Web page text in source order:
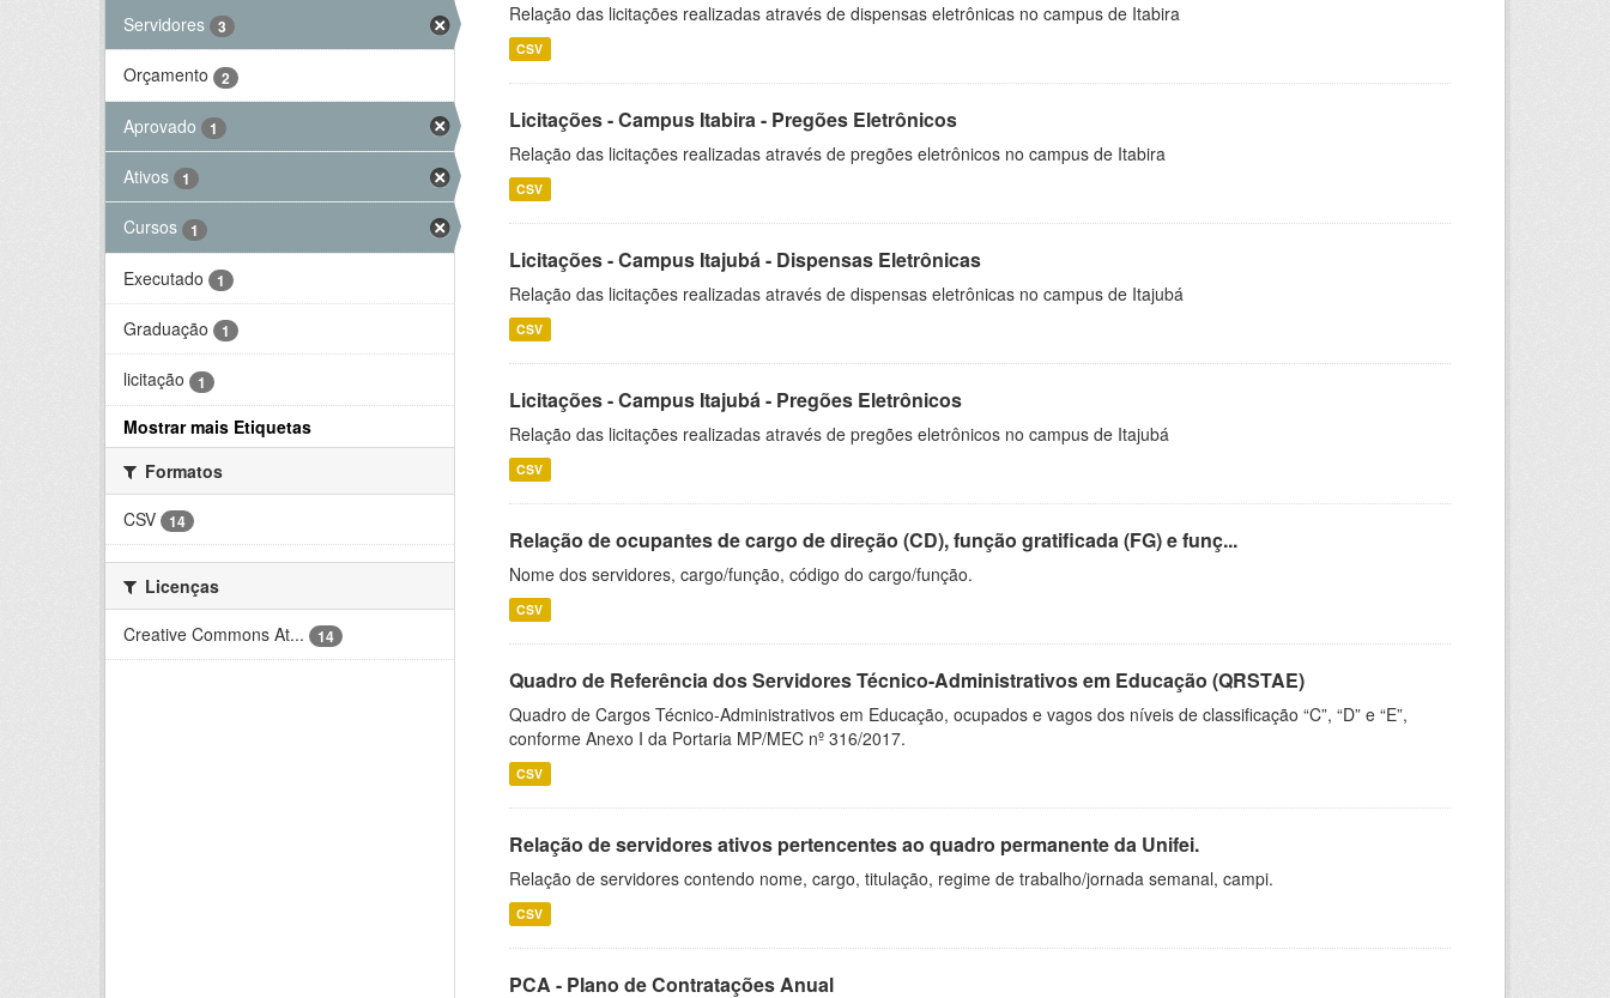
Servidores 3
Orçamento 2
Aprovado 1
Ativos 1
Cursos 1
Executado 1
Graduação 1
licitação 1
Mostrar mais Etiquetas
Formatos
CSV
14
Licenças
Creative Commons At...
14
Relação das licitações realizadas através de dispensas eletrônicas no campus de Itabira
CSV
Licitações - Campus Itabira - Pregões Eletrônicos
Relação das licitações realizadas através de pregões eletrônicos no campus de Itabira
CSV
Licitações - Campus Itajubá - Dispensas Eletrônicas
Relação das licitações realizadas através de dispensas eletrônicas no campus de Itajubá
CSV
Licitações - Campus Itajubá - Pregões Eletrônicos
Relação das licitações realizadas através de pregões eletrônicos no campus de Itajubá
CSV
Relação de ocupantes de cargo de direção (CD), função gratificada (FG) e funç...
Nome dos servidores, cargo/função, código do cargo/função.
CSV
Quadro de Referência dos Servidores Técnico-Administrativos em Educação (QRSTAE)
Quadro de Cargos Técnico-Administrativos em Educação, ocupados e vagos dos níveis de classificação “C”, “D” e “E”,
conforme Anexo I da Portaria MP/MEC nº 316/2017.
CSV
Relação de servidores ativos pertencentes ao quadro permanente da Unifei.
Relação de servidores contendo nome, cargo, titulação, regime de trabalho/jornada semanal, campi.
CSV
PCA - Plano de Contratações Anual